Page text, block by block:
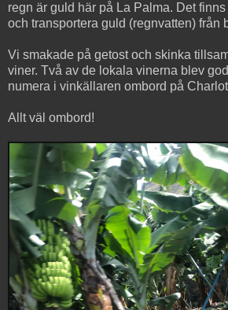
regn är guld här på La Palma. Det
och transportera guld (regnvatten) från
Vi smakade på getost och skinka
viner. Två av de lokala vinerna blev
numera i vinkällaren ombord på
Allt väl ombord!